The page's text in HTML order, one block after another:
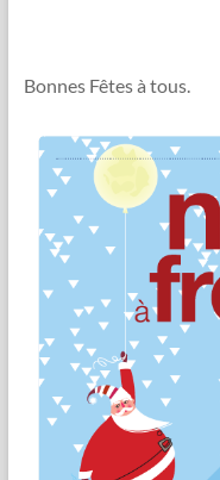
Bonnes Fêtes à tous.